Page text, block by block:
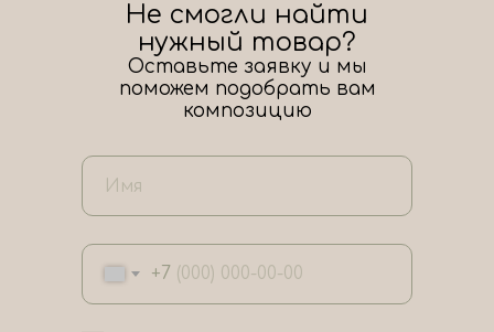
+7
Не смогли найти
нужный товар?
Оставьте заявку и мы
поможем подобрать вам
композицию